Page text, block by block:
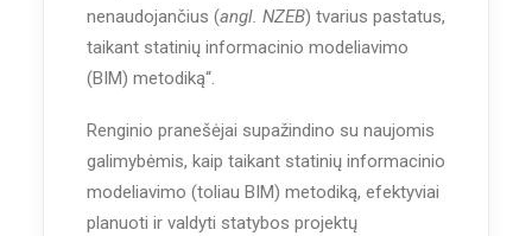
nenaudojančius (angl. NZEB) tvarius pastatus,
taikant statinių informacinio modeliavimo
(BIM) metodiką“.
Renginio pranešėjai supažindino su naujomis
galimybėmis, kaip taikant statinių informacinio
modeliavimo (toliau BIM) metodiką, efektyviai
planuoti ir valdyti statybos projektų